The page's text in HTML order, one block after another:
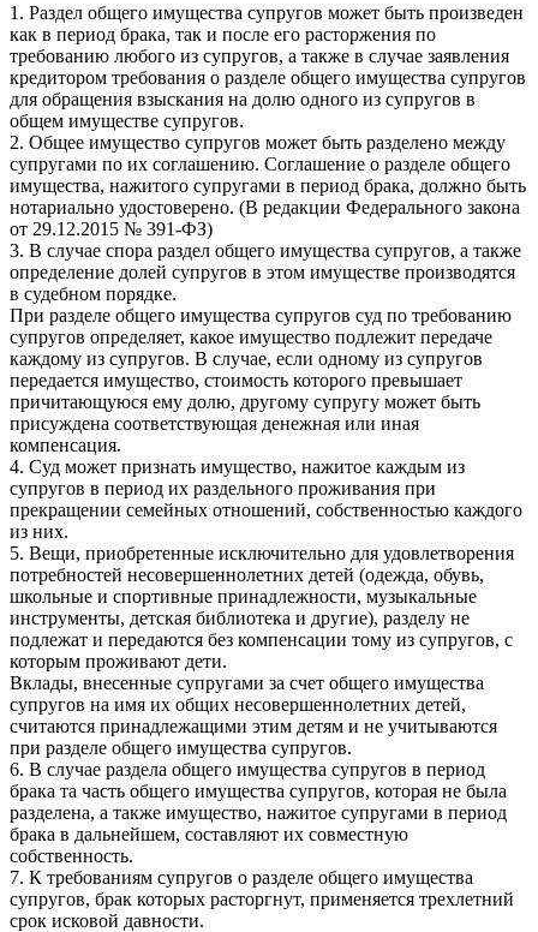
1. Раздел общего имущества супругов может быть произведен
как в период брака, так и после его расторжения по
требованию любого из супругов, а также в случае заявления
кредитором требования о разделе общего имущества супругов
для обращения взыскания на долю одного из супругов в
общем имуществе супругов.
2. Общее имущество супругов может быть разделено между
супругами по их соглашению. Соглашение о разделе общего
имущества, нажитого супругами в период брака, должно быть
нотариально удостоверено. (В редакции Федерального закона
от 29.12.2015 № 391-ФЗ)
3. В случае спора раздел общего имущества супругов, а также
определение долей супругов в этом имуществе производятся
в судебном порядке.
При разделе общего имущества супругов суд по требованию
супругов определяет, какое имущество подлежит передаче
каждому из супругов. В случае, если одному из супругов
передается имущество, стоимость которого превышает
причитающуюся ему долю, другому супругу может быть
присуждена соответствующая денежная или иная
компенсация.
4. Суд может признать имущество, нажитое каждым из
супругов в период их раздельного проживания при
прекращении семейных отношений, собственностью каждого
из них.
5. Вещи, приобретенные исключительно для удовлетворения
потребностей несовершеннолетних детей (одежда, обувь,
школьные и спортивные принадлежности, музыкальные
инструменты, детская библиотека и другие), разделу не
подлежат и передаются без компенсации тому из супругов, с
которым проживают дети.
Вклады, внесенные супругами за счет общего имущества
супругов на имя их общих несовершеннолетних детей,
считаются принадлежащими этим детям и не учитываются
при разделе общего имущества супругов.
6. В случае раздела общего имущества супругов в период
брака та часть общего имущества супругов, которая не была
разделена, а также имущество, нажитое супругами в период
брака в дальнейшем, составляют их совместную
собственность.
7. К требованиям супругов о разделе общего имущества
супругов, брак которых расторгнут, применяется трехлетний
срок исковой давности.